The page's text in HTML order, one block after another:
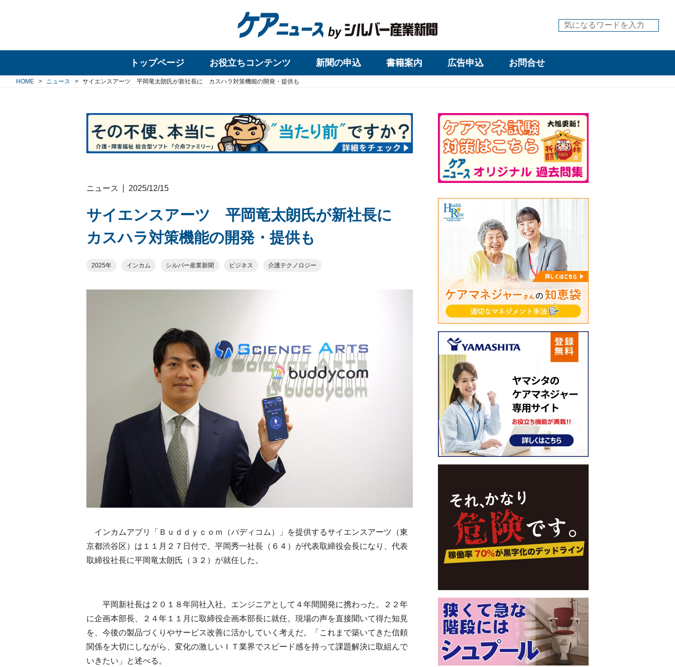
トップページ お役立ちコンテンツ 新聞の申込 書籍案内 広告申込 お問合せ
HOME ニュース サイエンスアーツ 平岡竜太朗氏が新社長に カスハラ対策機能の開発・提供も
ニュース 2025/12/15
サイエンスアーツ 平岡竜太朗氏が新社長に
カスハラ対策機能の開発・提供も
2025年 インカム シルバー産業新聞 ビジネス 介護テクノロジー
インカムアプリ「Ｂｕｄｄｙｃｏｍ（バディコム）」を提供するサイエンスアーツ（東
京都渋谷区）は１１月２７日付で、平岡秀一社長（６４）が代表取締役会長になり、代表
取締役社長に平岡竜太朗氏（３２）が就任した。
平岡新社長は２０１８年同社入社。エンジニアとして４年間開発に携わった。２２年
に企画本部長、２４年１１月に取締役企画本部長に就任。現場の声を直接聞いて得た知見
を、今後の製品づくりやサービス改善に活かしていく考えだ。「これまで築いてきた信頼
関係を大切にしながら、変化の激しいＩＴ業界でスピード感を持って課題解決に取組んで
いきたい」と述べる。